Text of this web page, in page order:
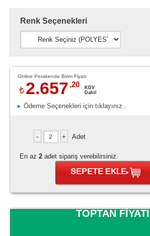
Renk Seçenekleri
Online Perakende Birim Fiyatı
2.657 ,20
KDV
Dahil
Ödeme Seçenekleri için tıklayınız..
Adet
En az 2adet sipariş verebilirsiniz.
SEPETE EKLE
TOPTAN FİYATI